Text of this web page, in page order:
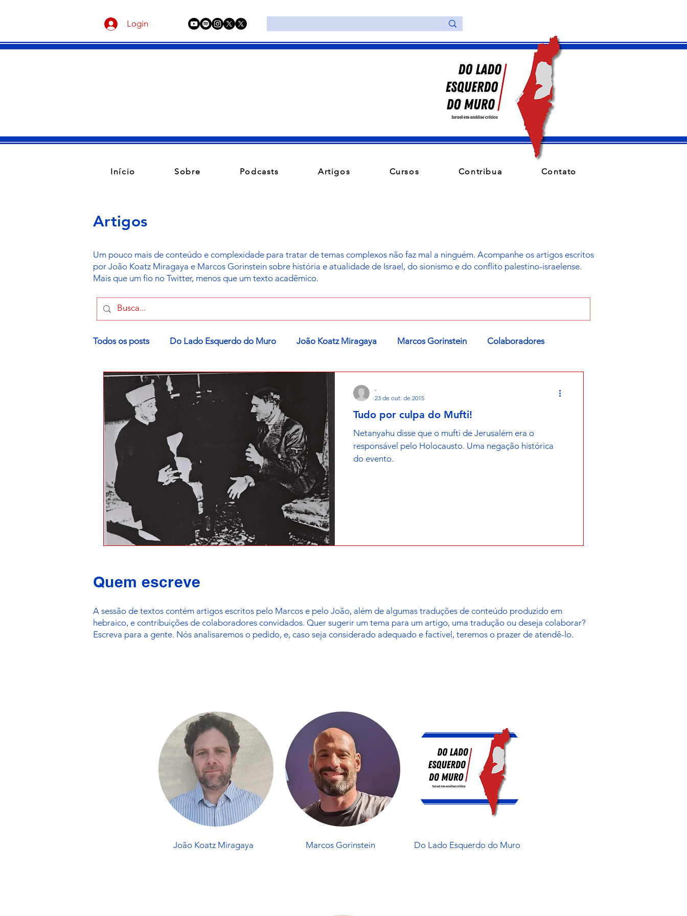
Login
Início Sobre Podcasts Artigos Cursos Contribua Contato
Artigos
Um pouco mais de conteúdo e complexidade para tratar de temas complexos não faz mal a ninguém. Acompanhe os artigos escritos
por João Koatz Miragaya e Marcos Gorinstein sobre história e atualidade de Israel, do sionismo e do conflito palestino-israelense.
Mais que um fio no Twitter, menos que um texto acadêmico.
Todos os posts Do Lado Esquerdo do Muro João Koatz Miragaya Marcos Gorinstein Colaboradores
Política Israelense
Tudo por culpa do Mufti!
Netanyahu disse que o mufti de Jerusalém era o
responsável pelo Holocausto. Uma negação histórica
do evento.
-
23 de out. de 2015
Quem escreve
A sessão de textos contém artigos escritos pelo Marcos e pelo João, além de algumas traduções de conteúdo produzido em
hebraico, e contribuições de colaboradores convidados. Quer sugerir um tema para um artigo, uma tradução ou deseja colaborar?
Escreva para a gente. Nós analisaremos o pedido, e, caso seja considerado adequado e factível, teremos o prazer de atendê-lo.
João Koatz Miragaya Marcos Gorinstein Do Lado Esquerdo do Muro